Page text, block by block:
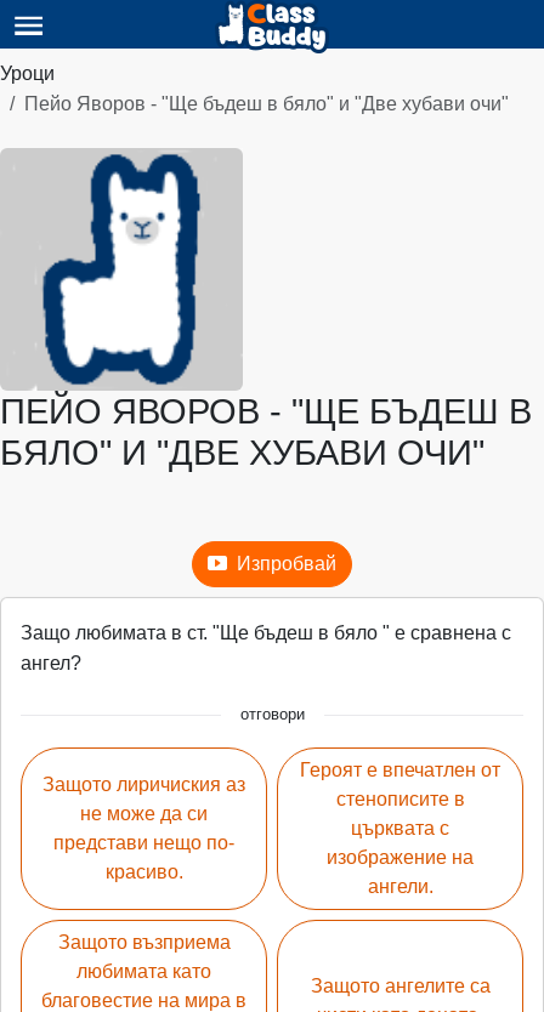
Уроци
Пейо Яворов - "Ще бъдеш в бяло" и "Две хубави очи"
ПЕЙО ЯВОРОВ - "ЩЕ БЪДЕШ В
БЯЛО" И "ДВЕ ХУБАВИ ОЧИ"
Изпробвай
Защо любимата в ст. "Ще бъдеш в бяло " е сравнена с
ангел?
отговори
Защото лиричиския аз
не може да си
представи нещо по-
красиво.
Защото възприема
любимата като
благовестие на мира в
Героят е впечатлен от
стенописите в
църквата с
изображение на
ангели.
Защото ангелите са